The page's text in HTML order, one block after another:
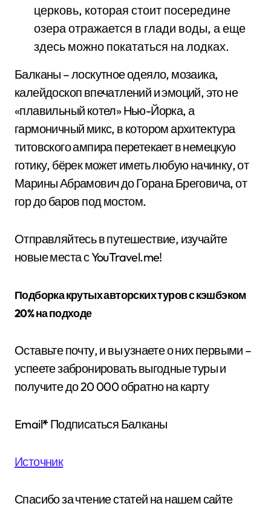
церковь, которая стоит посередине
озера отражается в глади воды, а еще
здесь можно покататься на лодках.
Балканы – лоскутное одеяло, мозаика,
калейдоскоп впечатлений и эмоций, это не
«плавильный котел» Нью-Йорка, а
гармоничный микс, в котором архитектура
титовского ампира перетекает в немецкую
готику, бёрек может иметь любую начинку, от
Марины Абрамович до Горана Бреговича, от
гор до баров под мостом.
Отправляйтесь в путешествие, изучайте
новые места с YouTravel.me!
Подборка крутых авторских туров с кэшбэком
20% на подходе
Оставьте почту, и вы узнаете о них первыми –
успеете забронировать выгодные туры и
получите до 20 000 обратно на карту
Email* Подписаться Балканы
Источник
Спасибо за чтение статей на нашем сайте